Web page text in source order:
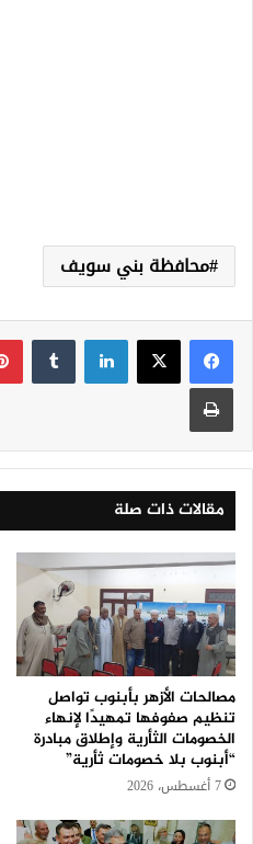
محافظة بني سويف
لينكدإن
مقالات ذات صلة
مصالحات الأزهر بأبنوب تواصل
تنظيم صفوفها تمهيدًا لإنهاء
الخصومات الثأرية وإطلاق مبادرة
“أبنوب بلا خصومات ثأرية”
7 أغسطس، 2026